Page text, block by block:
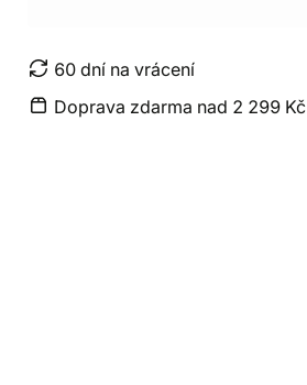
60 dní na vrácení
Doprava zdarma nad 2 299 Kč